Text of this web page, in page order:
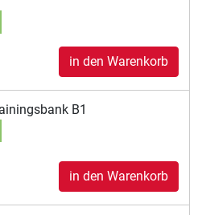
in den Warenkorb
B1
in den Warenkorb